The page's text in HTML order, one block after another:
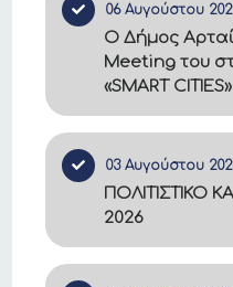
06 Αυγούστου
Ο Δήμος
Meeting του
«SMART CITIES»
03 Αυγούστου
ΠΟΛΙΤΙΣΤΙΚΟ
2026